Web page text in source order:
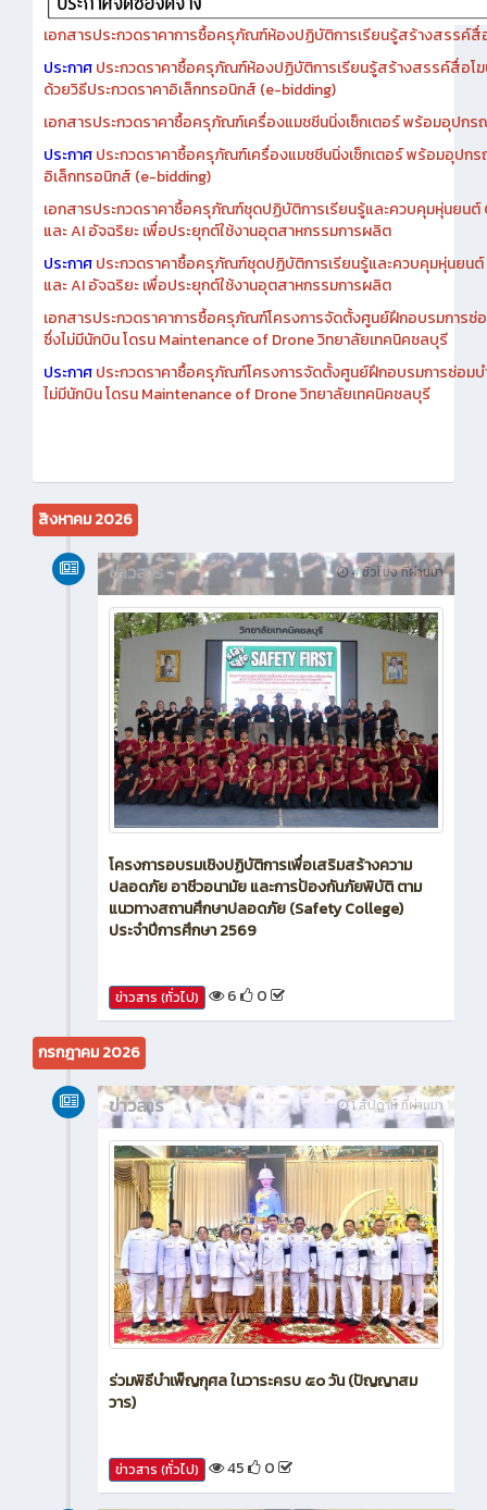
เอกสารประกวดราคาการซื้อครุภัณฑ์ห้องปฏิบัติการเรียนรู้สร้างสรรค์
ประกาศ ประกวดราคาซื้อครุภัณฑ์ห้องปฏิบัติการเรียนรู้สร้างสรรค์สื่อโ
ด้วยวิธีประกวดราคาอิเล็กทรอนิกส์ (e-bidding)
เอกสารประกวดราคาซื้อครุภัณฑ์เครื่องแมชชีนนิ่งเซ็กเตอร์ พร้อมอุปก
ประกาศประกวดราคาซื้อครุภัณฑ์เครื่องแมชชีนนิ่งเซ็กเตอร์ พร้อมอุปก
อิเล็กทรอนิกส์ (e-bidding)
เอกสารประกวดราคาซื้อครุภัณฑ์ชุดปฏิบัติการเรียนรู้และควบคุมหุ่นยน
และ AI อัจฉริยะ เพื่อประยุกต์ใช้งานอุตสาหกรรมการผลิต
ประกาศประกวดราคาซื้อครุภัณฑ์ชุดปฏิบัติการเรียนรู้และควบคุมหุ่นยน
และ AI อัจฉริยะ เพื่อประยุกต์ใช้งานอุตสาหกรรมการผลิต
เอกสารประกวดราคาการซื้อครุภัณฑ์โครงการจัดตั้งศูนย์ฝึกอบรมการซ่
ซึ่งไม่มีนักบิน โดรน Maintenance of Drone วิทยาลัยเทคนิคชลบุรี
ประกาศประกวดราคาซื้อครุภัณฑ์โครงการจัดตั้งศูนย์ฝึกอบรมการซ่อมบ
สิงหาคม 2026
4 ชั่วโมง ที่ผ่านมา
ข่าวสาร
โครงการอบรมเชิงปฏิบัติการเพื่อเสริมสร้างความ
ปลอดภัย อาชีวอนามัย และการป้องกันภัยพิบัติ ตาม
แนวทางสถานศึกษาปลอดภัย (Safety College)
6 0
กรกฎาคม 2026
ข่าวสาร
ร่วมพิธีบำเพ็ญกุศล ในวาระครบ ๕๐ วัน (ปัญญาสม
ข่าวสาร (ทั่วไป) 45 0